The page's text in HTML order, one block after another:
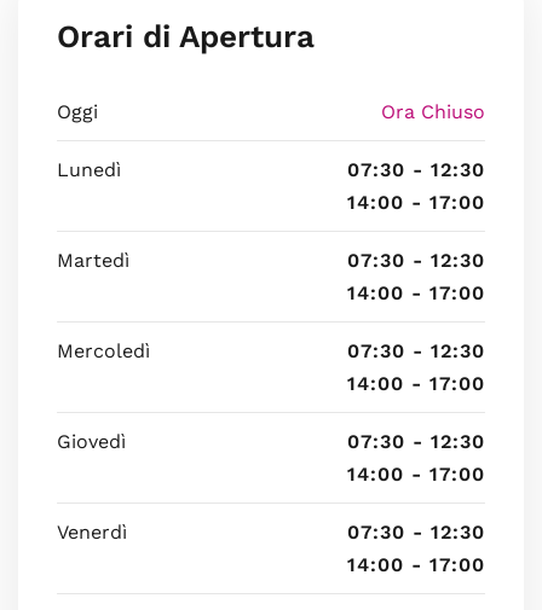
Orari di Apertura
Oggi Ora Chiuso
Lunedì
07:30 - 12:30
14:00 - 17:00
Martedì
07:30 - 12:30
14:00 - 17:00
Mercoledì
07:30 - 12:30
14:00 - 17:00
Giovedì
07:30 - 12:30
14:00 - 17:00
Venerdì
07:30 - 12:30
14:00 - 17:00